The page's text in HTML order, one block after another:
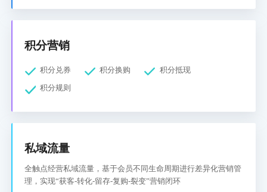
积分营销
积分兑券 积分换购 积分抵现
积分规则
私域流量
全触点经营私域流量，基于会员不同生命周期进行差异化营销管
理，实现“获客-转化-留存-复购-裂变”营销闭环